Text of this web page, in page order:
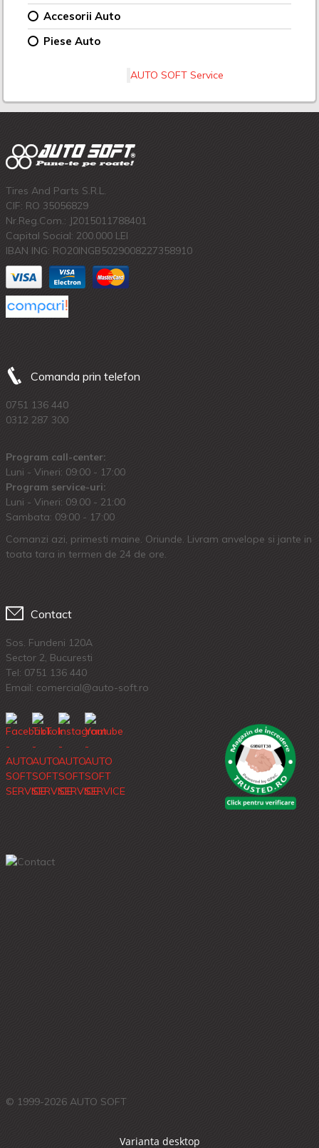
Accesorii Auto
Piese Auto
AUTO SOFT Service
Tires And Parts S.R.L.
CIF: RO 35056829
Nr.Reg.Com.: J2015011788401
Capital Social: 200.000 LEI
IBAN ING: RO20INGB5029008227358910
Comanda prin telefon
0751 136 440
0312 287 300
Program call-center:
Luni - Vineri: 09:00 - 17:00
Program service-uri:
Luni - Vineri: 09.00 - 21:00
Sambata: 09:00 - 17:00
Comanzi azi, primesti maine. Oriunde. Livram anvelope si jante in
toata tara in termen de 24 de ore.
Contact
Sos. Fundeni 120A
Sector 2, Bucuresti
Tel: 0751 136 440
Email: comercial@auto-soft.ro
© 1999-2026 AUTO SOFT
Varianta desktop